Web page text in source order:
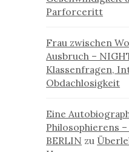
Parforceritt
Frau zwischen
Ausbruch –
Klassenfragen,
Obdachlosigkeit
Eine
Philosophierens
BERLIN zu